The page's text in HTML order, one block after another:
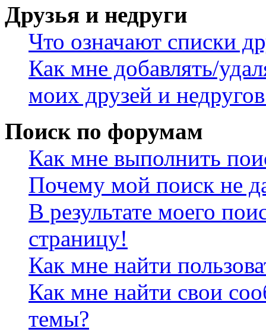
Друзья и недруги
Что означают списки
Как мне добавлять/
моих друзей и
Поиск по форумам
Как мне выполнить
Почему мой поиск не
В результате моего
страницу!
Как мне найти
Как мне найти свои
темы?